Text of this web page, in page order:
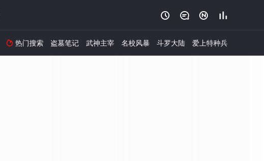
   
 热门搜索 盗墓笔记 武神主宰 名校风暴 斗罗大陆 爱上特种兵